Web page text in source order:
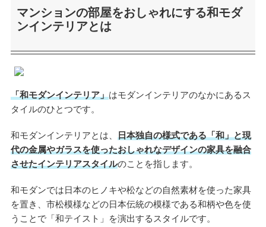
マンションの部屋をおしゃれにする和モダ
ンインテリアとは
「和モダンインテリア」はモダンインテリアのなかにあるス
タイルのひとつです。
和モダンインテリアとは、 日本独自の様式である「和」と現
代の金属やガラスを使ったおしゃれなデザインの家具を融合
させたインテリアスタイルのことを指します。
和モダンでは日本のヒノキや松などの自然素材を使った家具
を置き、市松模様などの日本伝統の模様である和柄や色を使
うことで「和テイスト」を演出するスタイルです。